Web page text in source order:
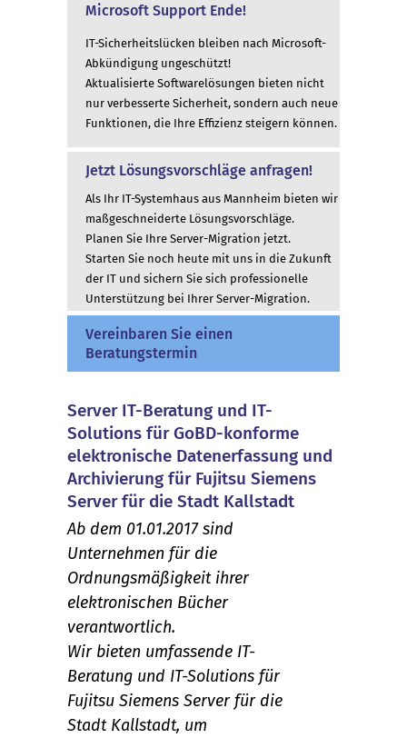
Microsoft Support Ende!
IT-Sicherheitslücken bleiben nach Microsoft-
Abkündigung ungeschützt!
Aktualisierte Softwarelösungen bieten nicht
nur verbesserte Sicherheit, sondern auch neue
Funktionen, die Ihre Effizienz steigern können.
Jetzt Lösungsvorschläge anfragen!
Als Ihr IT-Systemhaus aus Mannheim bieten wir
maßgeschneiderte Lösungsvorschläge.
Planen Sie Ihre Server-Migration jetzt.
Starten Sie noch heute mit uns in die Zukunft
der IT und sichern Sie sich professionelle
Unterstützung bei Ihrer Server-Migration.
Vereinbaren Sie einen
Beratungstermin
Server IT-Beratung und IT-
Solutions für GoBD-konforme
elektronische Datenerfassung und
Archivierung für Fujitsu Siemens
Server für die Stadt Kallstadt
Ab dem 01.01.2017 sind
Unternehmen für die
Ordnungsmäßigkeit ihrer
elektronischen Bücher
verantwortlich.
Wir bieten umfassende IT-
Beratung und IT-Solutions für
Fujitsu Siemens Server für die
Stadt Kallstadt, um